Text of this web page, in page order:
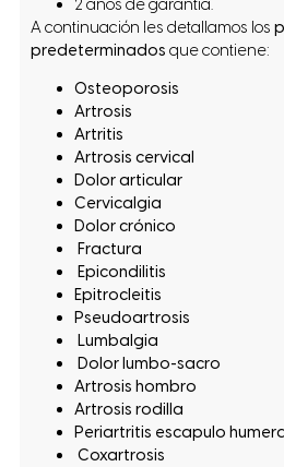
2 años de garantía.
A continuación les detallamos los
predeterminados que contiene:
Osteoporosis
Artrosis
Artritis
Artrosis cervical
Dolor articular
Cervicalgia
Dolor crónico
Fractura
Epicondilitis
Epitrocleitis
Pseudoartrosis
Lumbalgia
Dolor lumbo-sacro
Artrosis hombro
Artrosis rodilla
Periartritis escapulo
Coxartrosis